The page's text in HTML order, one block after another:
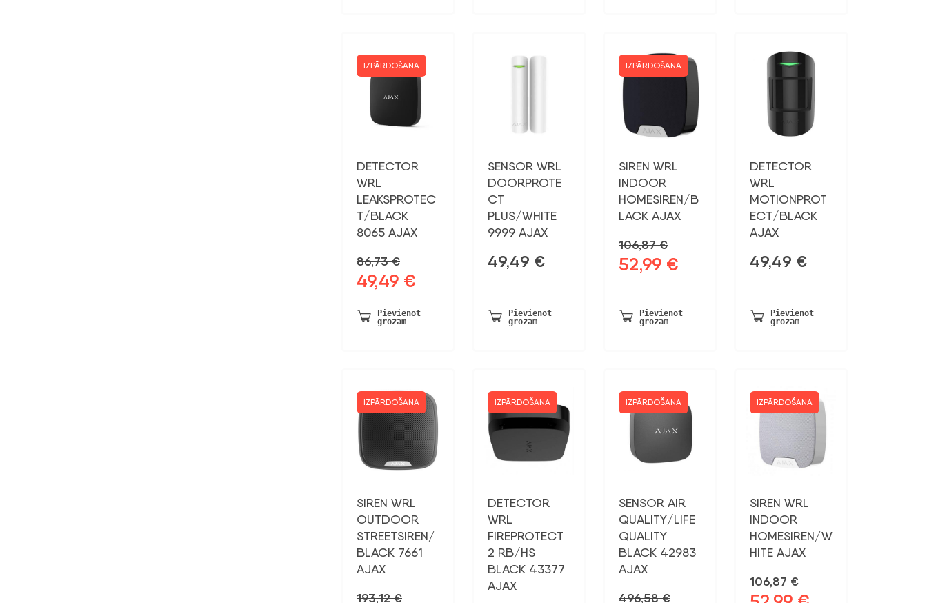
IZPĀRDOŠANA
DETECTOR
WRL
LEAKSPROTEC
T/BLACK
8065 AJAX
86,73€
Sākotnējā
bija:
86,73 €.
49,49 €
ir:
Pievienot
grozam
SENSOR WRL
DOORPROTE
CT
PLUS/WHITE
9999 AJAX
49,49 €
Pievienot
grozam
IZPĀRDOŠANA
SIREN WRL
INDOOR
HOMESIREN/B
LACK AJAX
106,87€
Sākotnējā
106,87 €.
52,99 €
52,99 €.
Pievienot
grozam
DETECTOR
WRL
MOTIONPROT
ECT/BLACK
AJAX
49,49 €
Pievienot
grozam
IZPĀRDOŠANA
SIREN WRL
OUTDOOR
STREETSIREN/
BLACK 7661
AJAX
193,12€
IZPĀRDOŠANA
DETECTOR
WRL
FIREPROTECT
2 RB/HS
BLACK 43377
AJAX
IZPĀRDOŠANA
SENSOR AIR
QUALITY/LIFE
QUALITY
BLACK 42983
AJAX
496,58€
IZPĀRDOŠANA
SIREN WRL
INDOOR
HOMESIREN/W
HITE AJAX
106,87€
Sākotnējā